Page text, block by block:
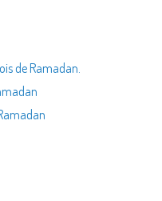
de Ramadan.